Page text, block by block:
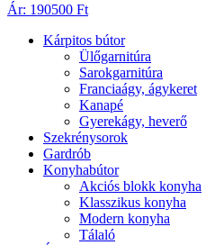
Ár: 190500 Ft
Kárpitos bútor
Ülőgarnitúra
Sarokgarnitúra
Franciaágy, ágykeret
Kanapé
Gyerekágy, heverő
Szekrénysorok
Gardrób
Konyhabútor
Akciós blokk konyha
Klasszikus konyha
Modern konyha
Tálaló